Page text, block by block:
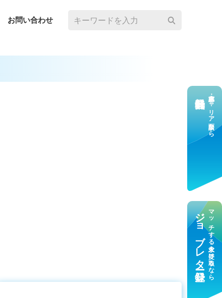
お問い合わせ
求⼈応募・キャリア⾯談なら
マッチする求人を受け取るなら
ジョブレター登録